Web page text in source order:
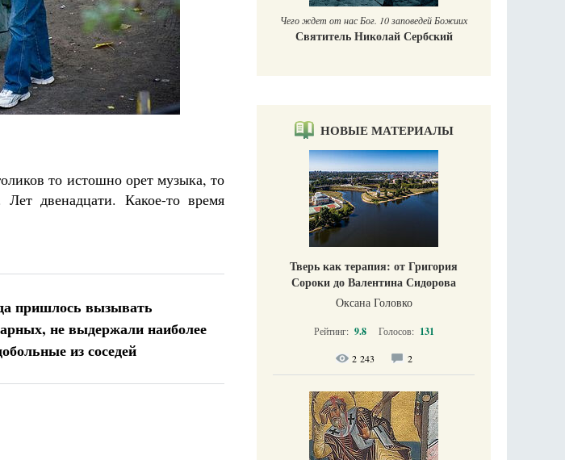
то истошно орет музыка, то
двенадцати. Какое-то время
пришлось вызывать
не выдержали наиболее
из соседей
Роман Котов Чего ждет от нас Бог. 10 заповедей Божиих
Святитель Николай Сербский
НОВЫЕ МАТЕРИАЛЫ
Тверь как терапия: от Григория
Сороки до Валентина Сидорова
Оксана Головко
Рейтинг: 9.8 Голосов: 131
2 243 2